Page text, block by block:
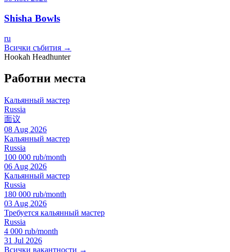
Shisha Bowls
ru
Всички събития →
Hookah Headhunter
Работни места
Кальянный мастер
Russia
面议
08 Aug 2026
Кальянный мастер
Russia
100 000 rub/month
06 Aug 2026
Кальянный мастер
Russia
180 000 rub/month
03 Aug 2026
Требуется кальянный мастер
Russia
4 000 rub/month
31 Jul 2026
Всички вакантности →